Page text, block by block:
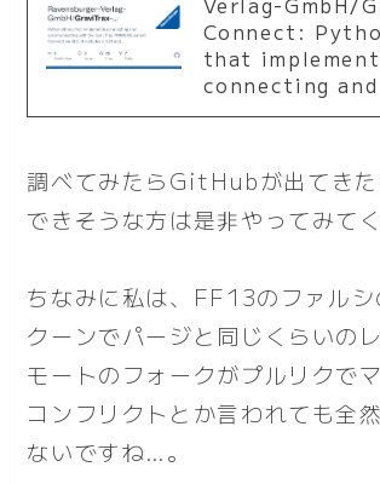
Connect:
that
connecting
調べてみたらGitHubが出てきた
できそうな方は是非やってみてく
ちなみに私は、FF13のファルシ
クーンでパージと同じくらいの
モートのフォークがプルリクで
コンフリクトとか言われても全
ないですね…。